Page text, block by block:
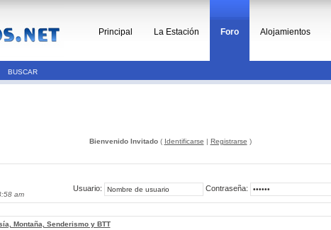
Principal La Estación Foro Alojamientos
BUSCAR
Bienvenido Invitado( Identificarse | Registrarse )
am
Usuario: Contraseña:
Montaña, Senderismo y BTT